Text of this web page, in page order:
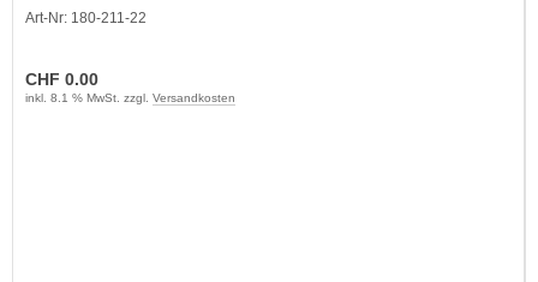
Art-Nr: 180-211-22
CHF 0.00
inkl. 8.1 % MwSt. zzgl. Versandkosten